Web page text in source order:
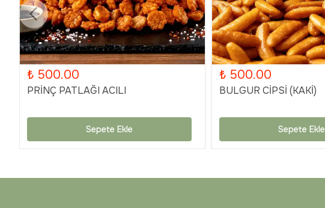
₺ 500.00
PRİNÇ PATLAĞI ACILI
Sepete Ekle
₺ 500.00
BULGUR CİPSİ (KAKİ)
Sepete Ekle